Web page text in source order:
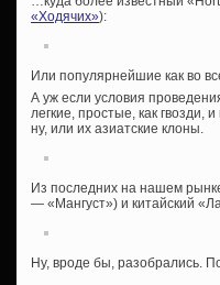
«Ходячих»):
Или популярнейшие как во
А уж если условия
легкие, простые, как
ну, или их азиатские клоны.
Из последних на нашем
— «Мангуст») и китайский
Ну, вроде бы, разобрались.